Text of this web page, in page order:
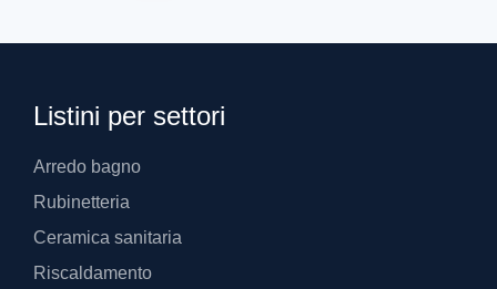
Listini per settori
Arredo bagno
Rubinetteria
Ceramica sanitaria
Riscaldamento